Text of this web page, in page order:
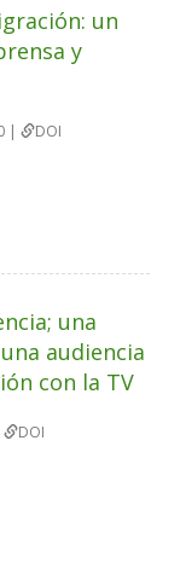
un
y
|
DOI
una
audiencia
con la TV
DOI